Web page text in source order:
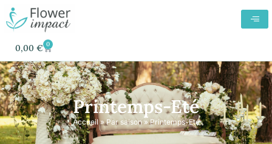
0,00 € 0
Printemps-Eté
Accueil»Par saison»Printemps-Eté